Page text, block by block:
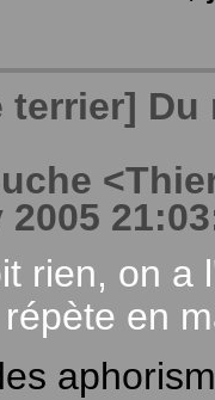
rien, on a
en